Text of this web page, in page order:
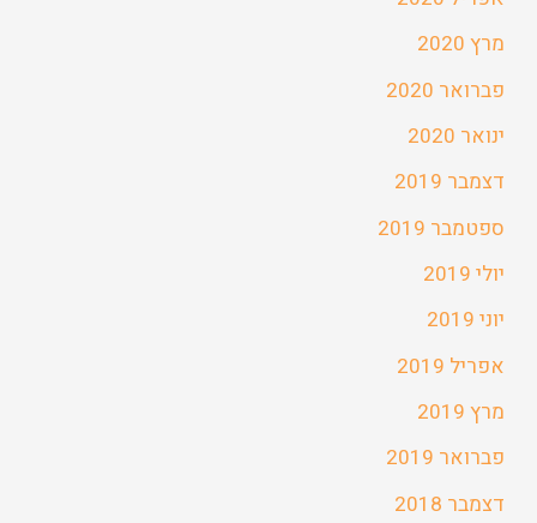
מרץ 2020
פברואר 2020
ינואר 2020
דצמבר 2019
ספטמבר 2019
יולי 2019
יוני 2019
אפריל 2019
מרץ 2019
פברואר 2019
דצמבר 2018